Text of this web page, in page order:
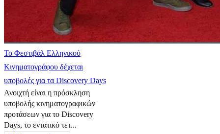
Το Φεστιβάλ Ελληνικού
Κινηματογράφου δέχεται
υποβολές για τα Discovery Days
Ανοιχτή είναι η πρόσκληση
υποβολής κινηματογραφικών
προτάσεων για το Discovery
Days, το εντατικό τετ...